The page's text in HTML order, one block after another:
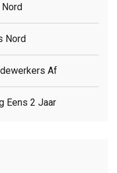
Nord
Af
Eens 2 Jaar